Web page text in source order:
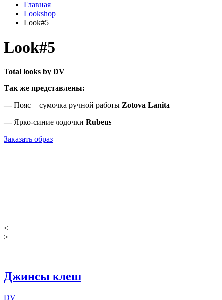
Главная
Lookshop
Look#5
Look#5
Total looks by DV
Так же представлены:
—Пояс + сумочка ручной работы Zotova Lanita
—Ярко-синие лодочки Rubeus
Заказать образ
<
>
Джинсы клеш
DV